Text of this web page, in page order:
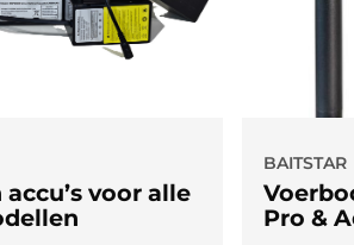
voor alle
BAITSTAR
Pro &